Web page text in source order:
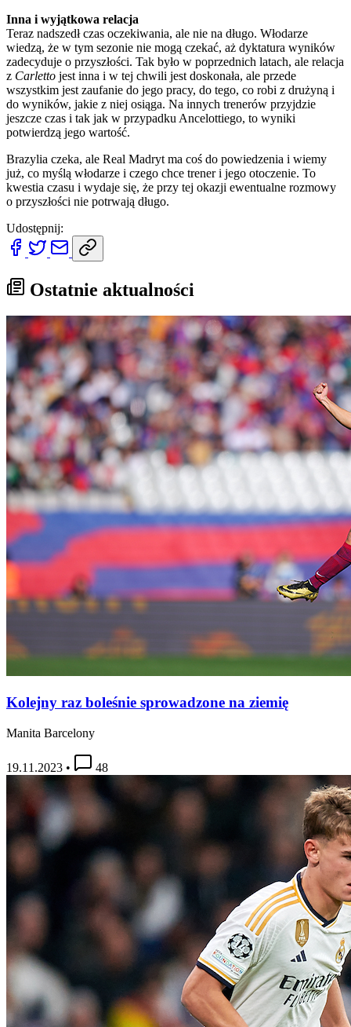
Inna i wyjątkowa relacja
Teraz nadszedł czas oczekiwania, ale nie na długo. Włodarze
wiedzą, że w tym sezonie nie mogą czekać, aż dyktatura wyników
zadecyduje o przyszłości. Tak było w poprzednich latach, ale relacja
z Carletto jest inna i w tej chwili jest doskonała, ale przede
wszystkim jest zaufanie do jego pracy, do tego, co robi z drużyną i
do wyników, jakie z niej osiąga. Na innych trenerów przyjdzie
jeszcze czas i tak jak w przypadku Ancelottiego, to wyniki
potwierdzą jego wartość.
Brazylia czeka, ale Real Madryt ma coś do powiedzenia i wiemy
już, co myślą włodarze i czego chce trener i jego otoczenie. To
kwestia czasu i wydaje się, że przy tej okazji ewentualne rozmowy
o przyszłości nie potrwają długo.
Udostępnij:
Ostatnie aktualności
Kolejny raz boleśnie sprowadzone na ziemię
Manita Barcelony
19.11.2023 • 48